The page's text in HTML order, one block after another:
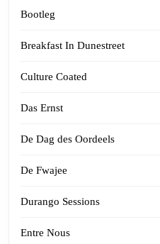
Bootleg
Breakfast In Dunestreet
Culture Coated
Das Ernst
De Dag des Oordeels
De Fwajee
Durango Sessions
Entre Nous